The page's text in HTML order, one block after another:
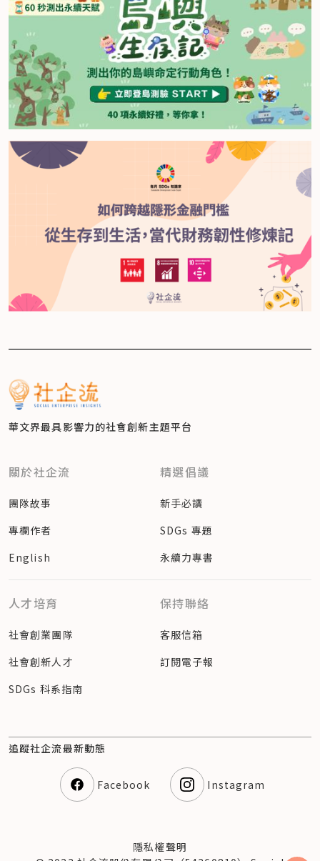
華文界最具影響力的社會創新主題平台
關於社企流
團隊故事
專欄作者
English
精選倡議
新手必讀
SDGs 專題
永續力專書
人才培育
社會創業團隊
社會創新人才
SDGs 科系指南
保持聯絡
客服信箱
訂閱電子報
追蹤社企流最新動態
Facebook Instagram
隱私權聲明